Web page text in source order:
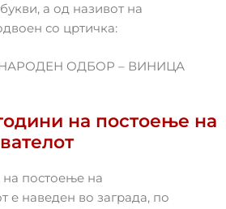
а од називот на
со цртичка:
ОДБОР – ВИНИЦА
на постоење на
постоење на
е наведен во заграда, по